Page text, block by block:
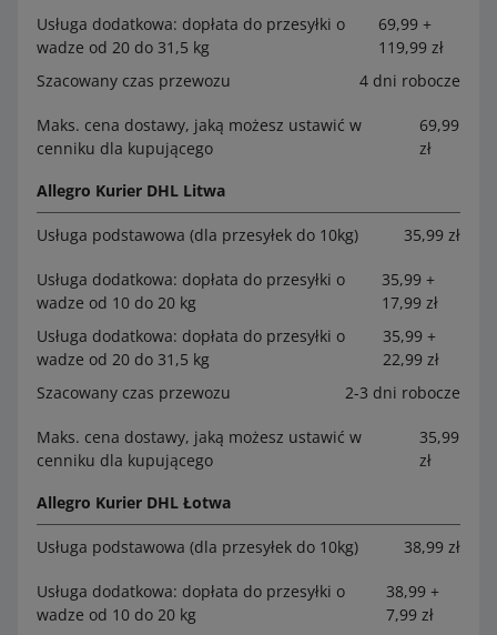
Usługa dodatkowa: dopłata do przesyłki o
wadze od 20 do 31,5 kg
69,99 +
119,99 zł
Szacowany czas przewozu
4 dni robocze
Maks. cena dostawy, jaką możesz ustawić w
cenniku dla kupującego
69,99
zł
Allegro Kurier DHL Litwa
Usługa podstawowa (dla przesyłek do 10kg) 35,99 zł
Usługa dodatkowa: dopłata do przesyłki o
wadze od 10 do 20 kg
35,99 +
17,99 zł
Usługa dodatkowa: dopłata do przesyłki o
wadze od 20 do 31,5 kg
35,99 +
22,99 zł
Szacowany czas przewozu
2-3 dni robocze
Maks. cena dostawy, jaką możesz ustawić w
cenniku dla kupującego
35,99
zł
Allegro Kurier DHL Łotwa
Usługa podstawowa (dla przesyłek do 10kg) 38,99 zł
Usługa dodatkowa: dopłata do przesyłki o
wadze od 10 do 20 kg
38,99 +
7,99 zł